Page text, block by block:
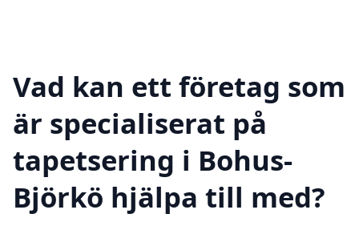
Vad kan ett företag som
är specialiserat på
tapetsering i Bohus-
Björkö hjälpa till med?